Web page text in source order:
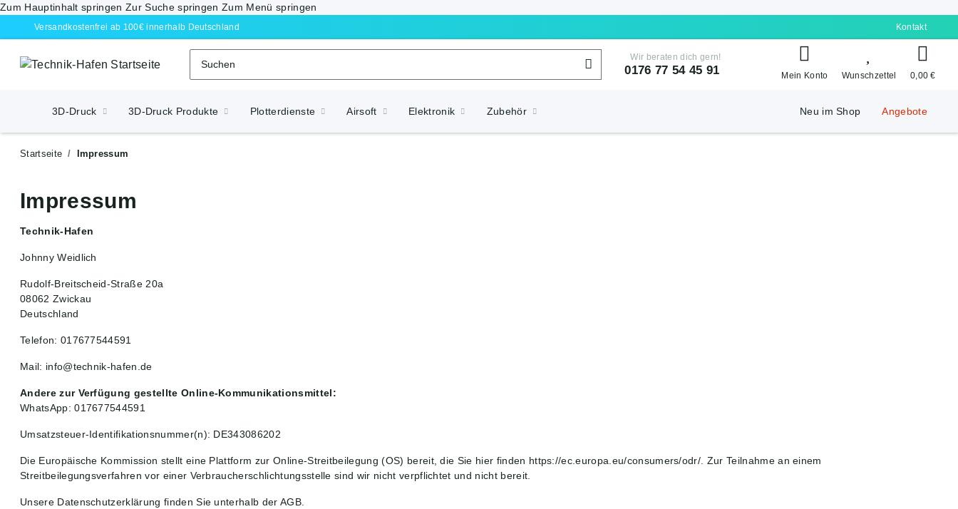
Zum Hauptinhalt springenZur Suche springenZum Menü springen
Kontakt
Versandkostenfrei ab 100€ innerhalb Deutschland
Wir beraten dich gern!
0176 77 54 45 91 Mein Konto Wunschzettel 0,00 €
3D-Druck 3D-Druck Produkte Plotterdienste Airsoft Elektronik Zubehör Neu im Shop Angebote
Startseite Impressum
Impressum
Technik-Hafen
Johnny Weidlich
Rudolf-Breitscheid-Straße 20a
08062 Zwickau
Deutschland
Telefon: 017677544591
Mail: info@technik-hafen.de
Andere zur Verfügung gestellte Online-Kommunikationsmittel:
WhatsApp: 017677544591
Umsatzsteuer-Identifikationsnummer(n): DE343086202
Die Europäische Kommission stellt eine Plattform zur Online-Streitbeilegung (OS) bereit, die Sie hier finden https://ec.europa.eu/consumers/odr/ . Zur Teilnahme an einem
Streitbeilegungsverfahren vor einer Verbraucherschlichtungsstelle sind wir nicht verpflichtet und nicht bereit.
Unsere Datenschutzerklärung finden Sie unterhalb der AGB.